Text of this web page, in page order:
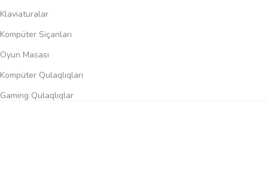
Klaviaturalar
Kompüter Siçanları
Oyun Masası
Kompüter Qulaqlıqları
Gaming Qulaqlıqlar